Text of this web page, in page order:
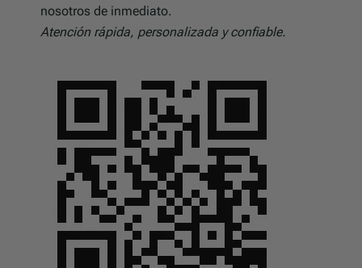
nosotros de inmediato.
Atención rápida, personalizada y confiable.